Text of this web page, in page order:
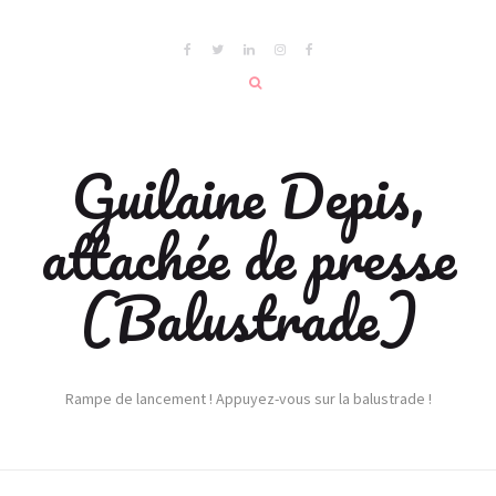
Guilaine Depis,
attachée de presse
(Balustrade)
Rampe de lancement ! Appuyez-vous sur la balustrade !